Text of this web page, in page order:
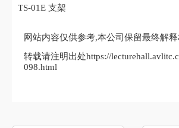
TS-01E 支架
网站内容仅供参考,本公司保留最终解
转载请注明出处https://
098.html